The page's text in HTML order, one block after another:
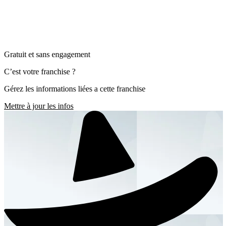
Gratuit et sans engagement
C’est votre franchise ?
Gérez les informations liées a cette franchise
Mettre à jour les infos